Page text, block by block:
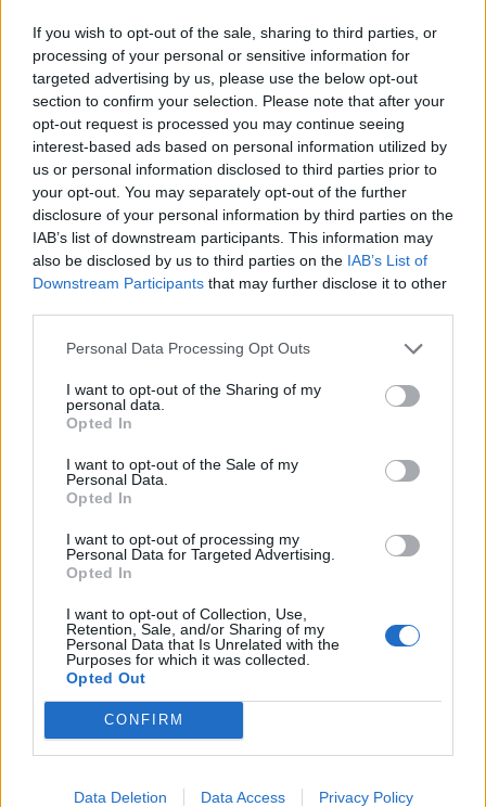
If you wish to opt-out of the sale, sharing to third parties, or
processing of your personal or sensitive information for
targeted advertising by us, please use the below opt-out
section to confirm your selection. Please note that after your
opt-out request is processed you may continue seeing
interest-based ads based on personal information utilized by
us or personal information disclosed to third parties prior to
your opt-out. You may separately opt-out of the further
disclosure of your personal information by third parties on the
IAB’s list of downstream participants. This information may
also be disclosed by us to third parties on the IAB’s List of
Downstream Participants that may further disclose it to other
Personal Data Processing Opt Outs
I want to opt-out of the Sharing of my
personal data.
Opted In
I want to opt-out of the Sale of my
Personal Data.
Opted In
I want to opt-out of processing my
Personal Data for Targeted Advertising.
Opted In
I want to opt-out of Collection, Use,
Retention, Sale, and/or Sharing of my
Personal Data that Is Unrelated with the
Purposes for which it was collected.
Opted Out
CONFIRM
Data Deletion Data Access Privacy Policy
Sterndrachen
http://psinfos.jimdo.com/rechner/kosten-sommerevent/
Viel Spaß damit und noch ein schönes Wochenende.
Viele Grüße
Captain
6 Juni 2015
Nightwalker ,Therapeut ,abfall 4 anderen gefällt dies.
User
Also um sich mal schnell einen Überblick zu verschaffen ist
der Rechner richtig Genial.
Ich möchte ja nicht nörgeln, aber vielleicht baust du noch
ein Gildendeck und die Arenazwischendecks mit ein, sowie
das Große Sturmschott, sodass man sich die Gesamtpreis
Eventdeck und das Schiff selbst direkt anzeigen lassen
kann.
Große Lob!
Bis denne Flyebye